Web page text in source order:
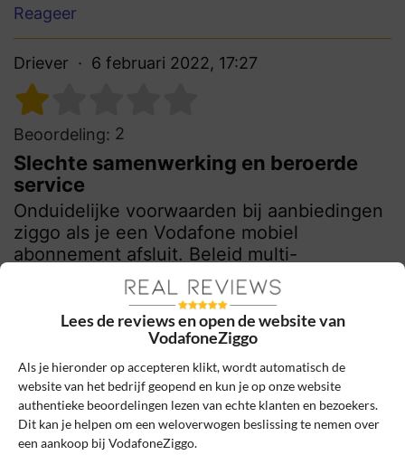
Reageer
Driever 6 februari 2022, 17:27
Beoordeling: 2
Slechte samenwerking en beroerde
service
Onduidelijke voorwaarden bij aanbiedingen
ziggo als je een Vodafone mobiel
abonnement afsluit. Beleid multi-
interpretabel maar dat wordt niet erkend. Er
wordt schijnbaar gestuurd op afsluiten
duurder abonnement.
Review handmatig gecontroleerd en goedgekeurd.
Bekijk ons beleid
Reageer
Lees de reviews en open de website van
VodafoneZiggo
Als je hieronder op accepteren klikt, wordt automatisch de
website van het bedrijf geopend en kun je op onze website
authentieke beoordelingen lezen van echte klanten en bezoekers.
Dit kan je helpen om een weloverwogen beslissing te nemen over
een aankoop bij VodafoneZiggo.